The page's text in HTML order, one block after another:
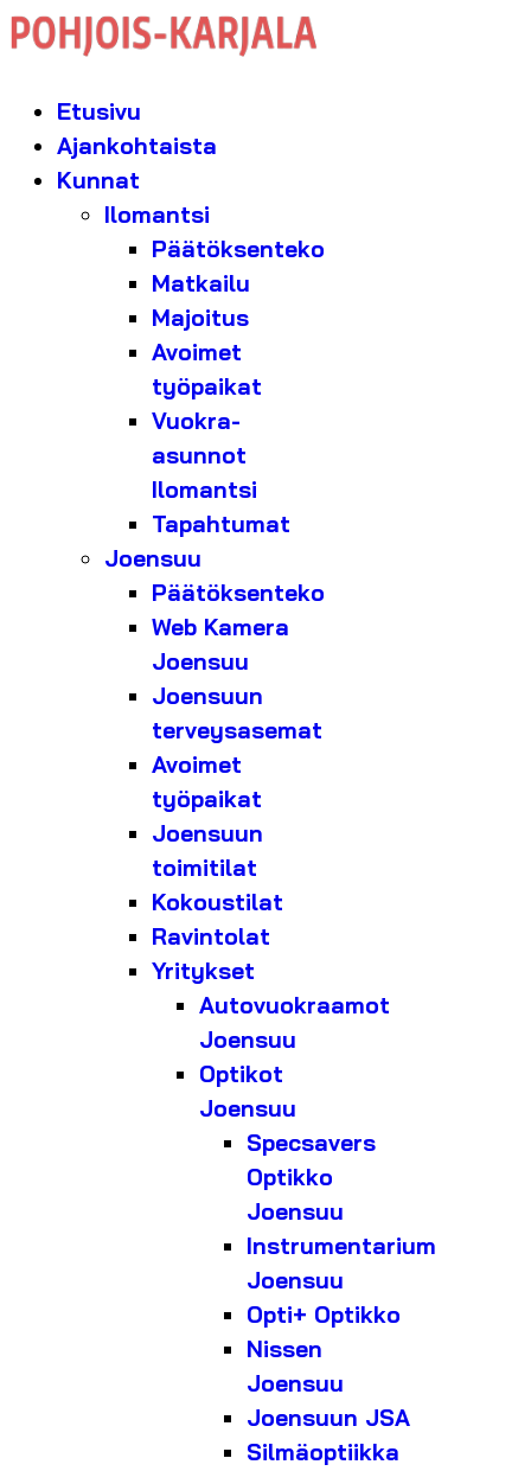
Etusivu
Ajankohtaista
Kunnat
Ilomantsi
Päätöksenteko
Matkailu
Majoitus
Avoimet
työpaikat
Vuokra-
asunnot
Ilomantsi
Tapahtumat
Joensuu
Päätöksenteko
Web Kamera
Joensuu
Joensuun
terveysasemat
Avoimet
työpaikat
Joensuun
toimitilat
Kokoustilat
Ravintolat
Yritykset
Autovuokraamot
Joensuu
Optikot
Joensuu
Specsavers
Optikko
Joensuu
Instrumentarium
Joensuu
Opti+ Optikko
Nissen
Joensuu
Joensuun JSA
Silmäoptiikka